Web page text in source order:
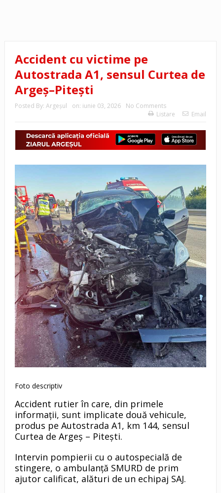
Accident cu victime pe
Autostrada A1, sensul Curtea de
Argeș–Pitești
Posted By: Argeşul on: iunie 03, 2026
No Comments
Listare
Email
Foto descriptiv
Accident rutier în care, din primele
informații, sunt implicate două vehicule,
produs pe Autostrada A1, km 144, sensul
Curtea de Argeș – Pitești.
Intervin pompierii cu o autospecială de
stingere, o ambulanță SMURD de prim
ajutor calificat, alături de un echipaj SAJ.